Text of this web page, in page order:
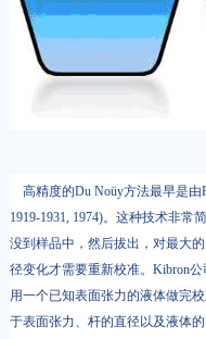
高精度的Du Noüy方法最早是由
1919-1931, 1974)。这种技术非
没到样品中，然后拔出，对最大
径变化才需要重新校准。Kibron
用一个已知表面张力的液体做完
于表面张力、杆的直径以及液体的